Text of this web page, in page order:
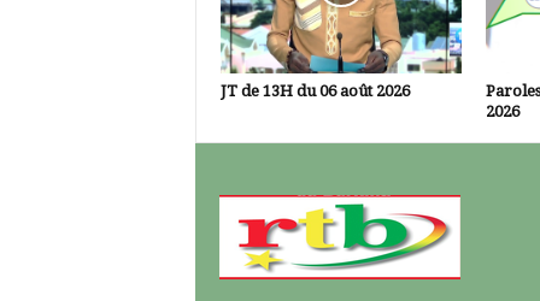
JT de 13H du 06 août 2026
2026